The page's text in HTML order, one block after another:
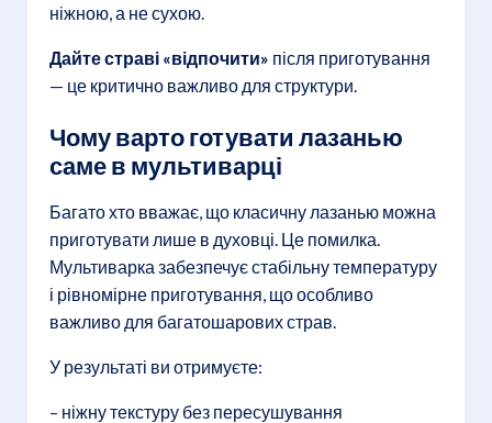
ніжною, а не сухою.
Дайте страві «відпочити» після приготування
— це критично важливо для структури.
Чому варто готувати лазанью
саме в мультиварці
Багато хто вважає, що класичну лазанью можна
приготувати лише в духовці. Це помилка.
Мультиварка забезпечує стабільну температуру
і рівномірне приготування, що особливо
важливо для багатошарових страв.
У результаті ви отримуєте:
– ніжну текстуру без пересушування